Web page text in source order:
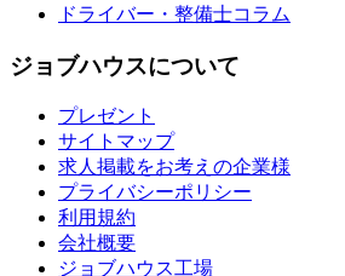
ドライバー・整備士コラム
ジョブハウスについて
プレゼント
サイトマップ
求人掲載をお考えの企業様
プライバシーポリシー
利用規約
会社概要
ジョブハウス工場